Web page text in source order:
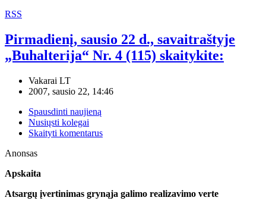
RSS
Pirmadienį, sausio 22 d., savaitraštyje
„Buhalterija“ Nr. 4 (115) skaitykite:
Vakarai LT
2007, sausio 22, 14:46
Spausdinti naujieną
Nusiųsti kolegai
Skaityti komentarus
Anonsas
Apskaita
Atsargų įvertinimas grynąja galimo realizavimo verte